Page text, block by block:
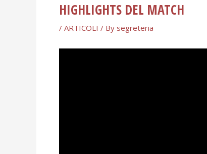
HIGHLIGHTS DEL MATCH
/ ARTICOLI / By segreteria